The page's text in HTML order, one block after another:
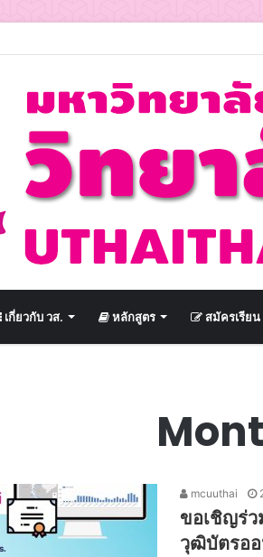
เกี่ยวกับ วส. หลักสูตร สมัครเรียน
mcuuthai
ขอเชิญร่ว
วุฒิบัตรอ